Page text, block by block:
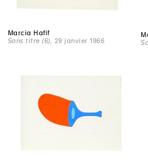
Marcia Hafif
Sans titre (6) , 29 janvier 1966